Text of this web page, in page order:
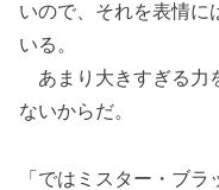
いので、それを表情に
いる。
あまり大きすぎる力
ないからだ。
「ではミスター・ブ